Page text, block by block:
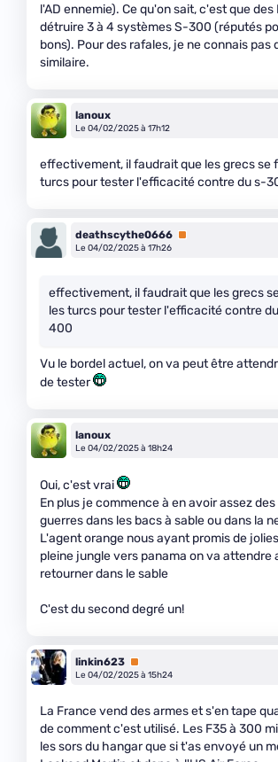
l'AD ennemie). Ce qu'on sait, c'est que
détruire 3 à 4 systèmes S-300 (réputés
bons). Pour des rafales, je ne connais pas
similaire.
lanoux
Le 04/02/2025 à 17h12
effectivement, il faudrait que les grecs se
turcs pour tester l'efficacité contre du s-
deathscythe0666 Premium
Le 04/02/2025 à 17h26
effectivement, il faudrait que les grecs
les turcs pour tester l'efficacité contre
400
Vu le bordel actuel, on va peut être
de tester
lanoux
Le 04/02/2025 à 18h24
Oui, c'est vrai
En plus je commence à en avoir assez
guerres dans les bacs à sable ou dans la
L'agent orange nous ayant promis de
pleine jungle vers panama on va attendre
retourner dans le sable
C'est du second degré un!
linkin623 Premium
Le 04/02/2025 à 15h24
La France vend des armes et s'en tape
de comment c'est utilisé. Les F35 à 300
les sors du hangar que si t'as envoyé un